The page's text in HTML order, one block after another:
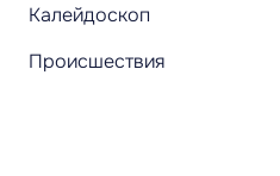
Калейдоскоп
Происшествия